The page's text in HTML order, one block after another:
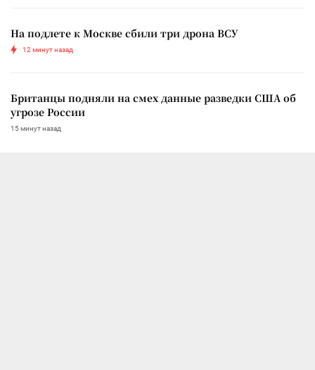
На подлете к Москве сбили три дрона ВСУ
12 минут назад
Британцы подняли на смех данные разведки США об
угрозе России
15 минут назад